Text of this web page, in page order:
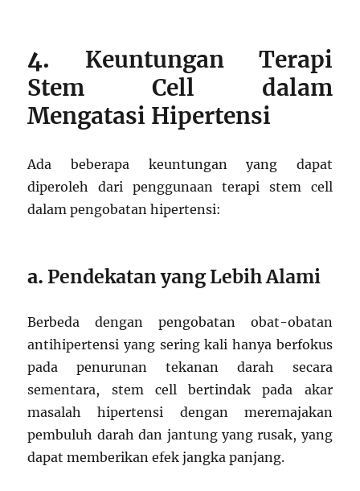
4. Keuntungan Terapi
Stem Cell dalam
Mengatasi Hipertensi
Ada beberapa keuntungan yang dapat
diperoleh dari penggunaan terapi stem cell
dalam pengobatan hipertensi:
a. Pendekatan yang Lebih Alami
Berbeda dengan pengobatan obat-obatan
antihipertensi yang sering kali hanya berfokus
pada penurunan tekanan darah secara
sementara, stem cell bertindak pada akar
masalah hipertensi dengan meremajakan
pembuluh darah dan jantung yang rusak, yang
dapat memberikan efek jangka panjang.